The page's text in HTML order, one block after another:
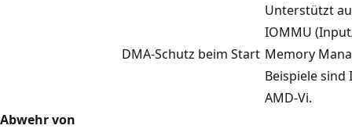
DMA-Schutz beim Start
Unterstützt
IOMMU
Memory
Beispiele sind
AMD-Vi.
Abwehr von